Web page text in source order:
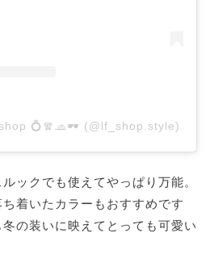
💍🧣🧢🕶 (@lf_shop.style)
ックでも使えてやっぱり万能。
着いたカラーもおすすめです
の装いに映えてとっても可愛い